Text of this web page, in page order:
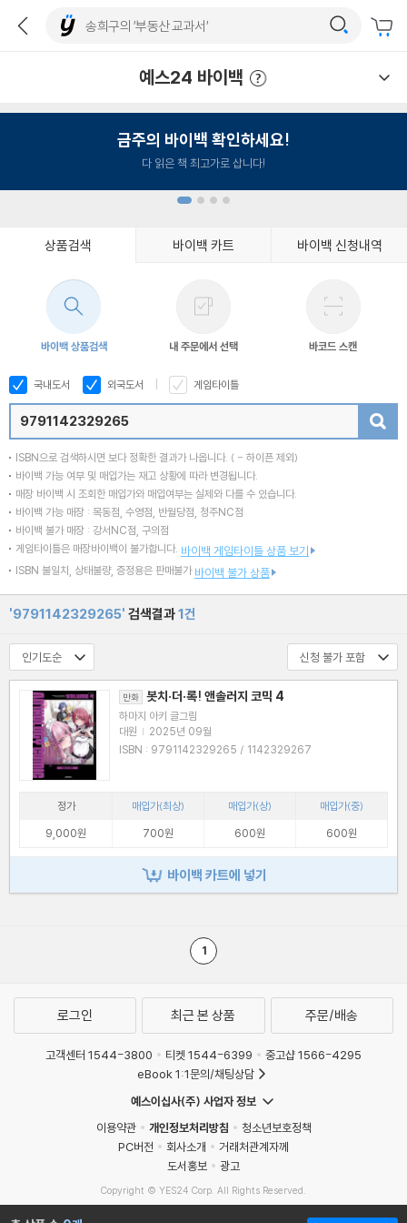
예스24 바이백
금주의 바이백 확인하세요!
다 읽은 책 최고가로 삽니다!
상품검색 바이백 카트 바이백 신청내역
바이백 상품검색 내 주문에서 선택 바코드 스캔
국내도서 외국도서 게임타이틀
ISBN으로 검색하시면 보다 정확한 결과가 나옵니다. ( - 하이픈 제외)
바이백 가능 여부 및 매입가는 재고 상황에 따라 변경됩니다.
매장 바이백 시 조회한 매입가와 매입여부는 실제와 다를 수 있습니다.
바이백 가능 매장 : 목동점, 수영점, 반월당점, 청주NC점
바이백 불가 매장 : 강서NC점, 구의점
게임타이틀은 매장바이백이 불가합니다. 바이백 게임타이틀 상품 보기
ISBN 불일치, 상태불량, 증정용은 판매불가 바이백 불가 상품
'9791142329265' 검색결과1건
만화 봇치·더·록! 앤솔러지 코믹 4
하마지 아키 글그림
대원 | 2025년 09월
ISBN : 9791142329265 / 1142329267
정가 매입가(최상) 매입가(상)
매입가(중)
9,000원
700원 600원 600원
바이백 카트에 넣기
1
로그인 최근 본 상품 주문/배송
고객센터 1544-3800 티켓 1544-6399
중고샵 1566-4295
eBook 1:1문의/채팅상담
예스이십사(주) 사업자 정보
이용약관
개인정보처리방침
청소년보호정책
PC버전
회사소개
거래처관계자께
도서홍보
광고
Copyright © YES24 Corp. All Rights Reserved.
MATOM10